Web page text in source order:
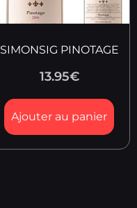
SIMONSIG PINOTAGE
13.95€
Ajouter au panier